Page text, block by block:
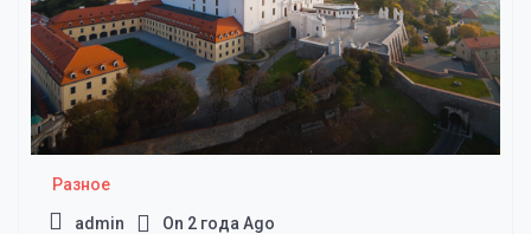
Разное
admin On 2 года Ago